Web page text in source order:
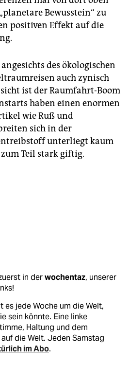
Bewusstein“ zu
positiven Effekt auf die
des ökologischen
auch zynisch
ist der Raumfahrt-Boom
haben einen enormen
wie Ruß und
sich in der
unterliegt kaum
Teil stark giftig.
in derwochentaz, unserer
es jede Woche um die Welt,
sein könnte. Eine linke
Haltung und dem
die Welt. Jeden Samstag
im Abo.